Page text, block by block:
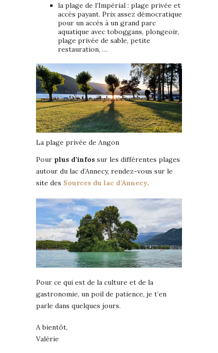
la plage de l’Impérial : plage privée et
accès payant. Prix assez démocratique
pour un accès à un grand parc
aquatique avec toboggans, plongeoir,
plage privée de sable, petite
restauration, …
La plage privée de Angon
Pour plus d’infos sur les différentes plages
autour du lac d’Annecy, rendez-vous sur le
site des Sources du lac d’Annecy.
Pour ce qui est de la culture et de la
gastronomie, un poil de patience, je t’en
parle dans quelques jours.
A bientôt,
Valérie